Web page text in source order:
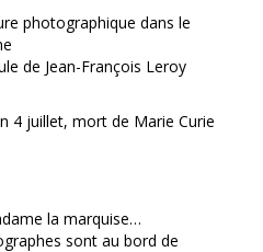
photographique dans le
de Jean-François Leroy
4 juillet, mort de Marie Curie
la marquise…
sont au bord de